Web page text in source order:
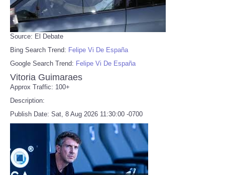
Source: El Debate
Bing Search Trend: Felipe Vi De España
Google Search Trend: Felipe Vi De España
Vitoria Guimaraes
Approx Traffic: 100+
Description:
Publish Date: Sat, 8 Aug 2026 11:30:00 -0700